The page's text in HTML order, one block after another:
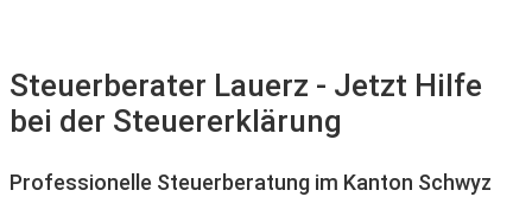
Steuerberater Lauerz - Jetzt Hilfe
bei der Steuererklärung
Professionelle Steuerberatung im Kanton Schwyz